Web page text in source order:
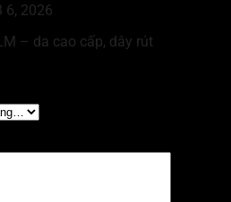
6, 2026
– da cao cấp, dây rút